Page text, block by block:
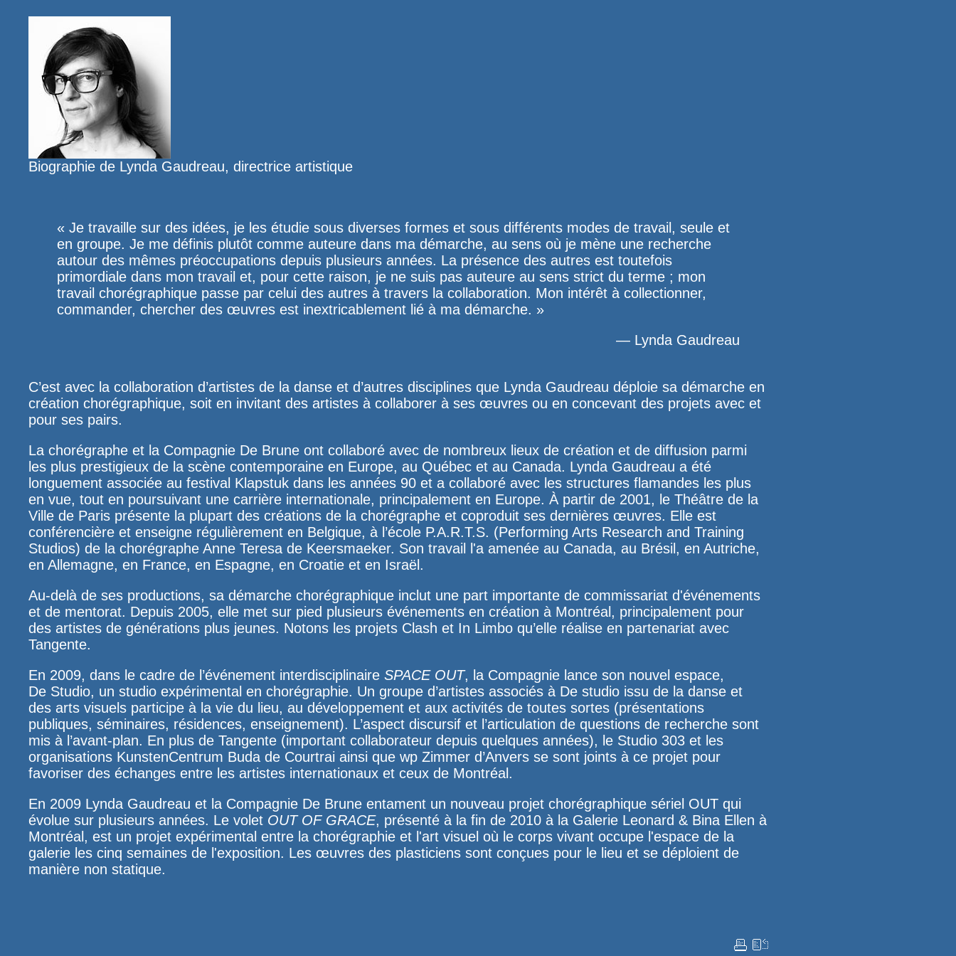
Biographie de Lynda Gaudreau, directrice artistique
« Je travaille sur des idées, je les étudie sous diverses formes et sous différents modes de travail, seule et
en groupe. Je me définis plutôt comme auteure dans ma démarche, au sens où je mène une recherche
autour des mêmes préoccupations depuis plusieurs années. La présence des autres est toutefois
primordiale dans mon travail et, pour cette raison, je ne suis pas auteure au sens strict du terme ; mon
travail chorégraphique passe par celui des autres à travers la collaboration. Mon intérêt à collectionner,
commander, chercher des œuvres est inextricablement lié à ma démarche. »
— Lynda Gaudreau
C’est avec la collaboration d’artistes de la danse et d’autres disciplines que Lynda Gaudreau déploie sa démarche en
création chorégraphique, soit en invitant des artistes à collaborer à ses œuvres ou en concevant des projets avec et
pour ses pairs.
La chorégraphe et la Compagnie De Brune ont collaboré avec de nombreux lieux de création et de diffusion parmi
les plus prestigieux de la scène contemporaine en Europe, au Québec et au Canada. Lynda Gaudreau a été
longuement associée au festival Klapstuk dans les années 90 et a collaboré avec les structures flamandes les plus
en vue, tout en poursuivant une carrière internationale, principalement en Europe. À partir de 2001, le Théâtre de la
Ville de Paris présente la plupart des créations de la chorégraphe et coproduit ses dernières œuvres. Elle est
conférencière et enseigne régulièrement en Belgique, à l’école P.A.R.T.S. (Performing Arts Research and Training
Studios) de la chorégraphe Anne Teresa de Keersmaeker. Son travail l'a amenée au Canada, au Brésil, en Autriche,
en Allemagne, en France, en Espagne, en Croatie et en Israël.
Au-delà de ses productions, sa démarche chorégraphique inclut une part importante de commissariat d'événements
et de mentorat. Depuis 2005, elle met sur pied plusieurs événements en création à Montréal, principalement pour
des artistes de générations plus jeunes. Notons les projets Clash et In Limbo qu’elle réalise en partenariat avec
Tangente.
En 2009, dans le cadre de l’événement interdisciplinaire SPACE OUT, la Compagnie lance son nouvel espace,
De Studio, un studio expérimental en chorégraphie. Un groupe d’artistes associés à De studio issu de la danse et
des arts visuels participe à la vie du lieu, au développement et aux activités de toutes sortes (présentations
publiques, séminaires, résidences, enseignement). L’aspect discursif et l’articulation de questions de recherche sont
mis à l’avant-plan. En plus de Tangente (important collaborateur depuis quelques années), le Studio 303 et les
organisations KunstenCentrum Buda de Courtrai ainsi que wp Zimmer d’Anvers se sont joints à ce projet pour
favoriser des échanges entre les artistes internationaux et ceux de Montréal.
En 2009 Lynda Gaudreau et la Compagnie De Brune entament un nouveau projet chorégraphique sériel OUT qui
évolue sur plusieurs années. Le volet OUT OF GRACE, présenté à la fin de 2010 à la Galerie Leonard & Bina Ellen à
Montréal, est un projet expérimental entre la chorégraphie et l'art visuel où le corps vivant occupe l'espace de la
galerie les cinq semaines de l'exposition. Les œuvres des plasticiens sont conçues pour le lieu et se déploient de
manière non statique.